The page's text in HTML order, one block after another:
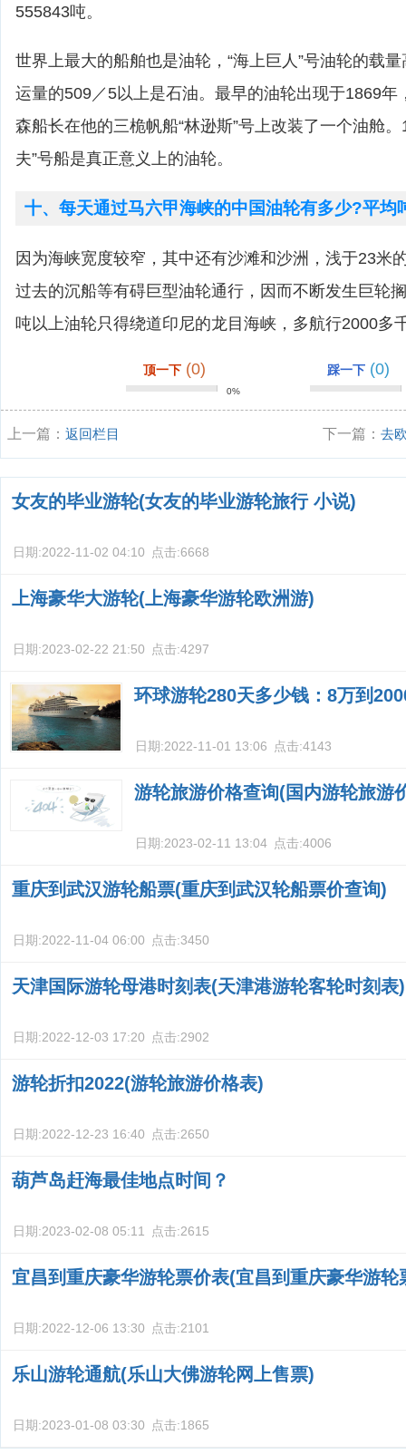
555843吨。
世界上最大的船舶也是油轮，“海上巨人”号油轮的载
运量的509／5以上是石油。最早的油轮出现于1869年
森船长在他的三桅帆船“林逊斯”号上改装了一个油舱
夫”号船是真正意义上的油轮。
十、每天通过马六甲海峡的中国油轮有多少?平均
因为海峡宽度较窄，其中还有沙滩和沙洲，浅于23米
过去的沉船等有碍巨型油轮通行，因而不断发生巨轮
吨以上油轮只得绕道印尼的龙目海峡，多航行2000多
顶一下 (0)
0%
踩一下 (0)
上一篇： 返回栏目 下一篇：去
女友的毕业游轮(女友的毕业游轮旅行 小说)
日期:2022-11-02 04:10 点击:6668
上海豪华大游轮(上海豪华游轮欧洲游)
日期:2023-02-22 21:50 点击:4297
环球游轮280天多少钱：8万到
日期:2022-11-01 13:06 点击:4143
游轮旅游价格查询(国内游轮旅游
日期:2023-02-11 13:04 点击:4006
重庆到武汉游轮船票(重庆到武汉轮船票价查询)
日期:2022-11-04 06:00 点击:3450
天津国际游轮母港时刻表(天津港游轮客轮时刻表)
日期:2022-12-03 17:20 点击:2902
游轮折扣2022(游轮旅游价格表)
日期:2022-12-23 16:40 点击:2650
葫芦岛赶海最佳地点时间？
日期:2023-02-08 05:11 点击:2615
宜昌到重庆豪华游轮票价表(宜昌到重庆豪华游轮
日期:2022-12-06 13:30 点击:2101
乐山游轮通航(乐山大佛游轮网上售票)
日期:2023-01-08 03:30 点击:1865